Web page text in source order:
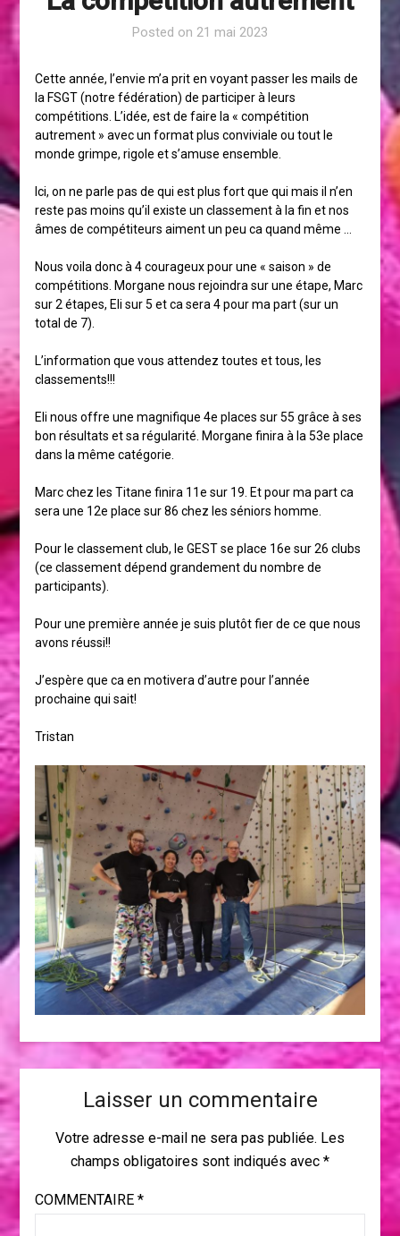
Posted on 21 mai 2023
Cette année, l’envie m’a prit en voyant passer les mails de
la FSGT (notre fédération) de participer à leurs
compétitions. L’idée, est de faire la « compétition
autrement » avec un format plus conviviale ou tout le
monde grimpe, rigole et s’amuse ensemble.
Ici, on ne parle pas de qui est plus fort que qui mais il n’en
reste pas moins qu’il existe un classement à la fin et nos
âmes de compétiteurs aiment un peu ca quand même …
Nous voila donc à 4 courageux pour une « saison » de
compétitions. Morgane nous rejoindra sur une étape, Marc
sur 2 étapes, Eli sur 5 et ca sera 4 pour ma part (sur un
total de 7).
L’information que vous attendez toutes et tous, les
classements!!!
Eli nous offre une magnifique 4e places sur 55 grâce à ses
bon résultats et sa régularité. Morgane finira à la 53e place
dans la même catégorie.
Marc chez les Titane finira 11e sur 19. Et pour ma part ca
sera une 12e place sur 86 chez les séniors homme.
Pour le classement club, le GEST se place 16e sur 26 clubs
(ce classement dépend grandement du nombre de
participants).
Pour une première année je suis plutôt fier de ce que nous
avons réussi!!
J’espère que ca en motivera d’autre pour l’année
prochaine qui sait!
Tristan
Laisser un commentaire
Votre adresse e-mail ne sera pas publiée. Les
champs obligatoires sont indiqués avec *
COMMENTAIRE *